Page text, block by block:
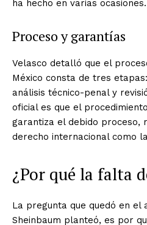
ha hecho en varias ocasiones.
Proceso y garantías
Velasco detalló que el
México consta de tres
análisis técnico-penal y
oficial es que el
garantiza el debido proceso,
derecho internacional como
¿Por qué la falta
La pregunta que quedó en el
Sheinbaum planteó, es por